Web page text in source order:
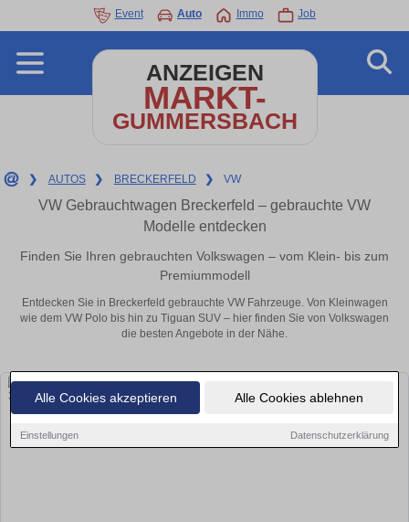
Alle Cookies akzeptieren Alle Cookies ablehnen
Einstellungen Datenschutzerklärung
Event Auto Immo Job
ANZEIGEN
MARKT-
GUMMERSBACH
❯ AUTOS ❯ BRECKERFELD ❯ VW
VW Gebrauchtwagen Breckerfeld – gebrauchte VW
Modelle entdecken
Finden Sie Ihren gebrauchten Volkswagen – vom Klein- bis zum
Premiummodell
Entdecken Sie in Breckerfeld gebrauchte VW Fahrzeuge. Von Kleinwagen
wie dem VW Polo bis hin zu Tiguan SUV – hier finden Sie von Volkswagen
die besten Angebote in der Nähe.